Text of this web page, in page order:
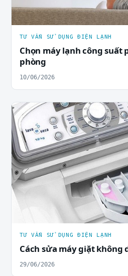
TƯ VẤN SỬ DỤNG ĐIỆN LẠNH
Chọn máy lạnh công suất
phòng
10/06/2026
TƯ VẤN SỬ DỤNG ĐIỆN LẠNH
Cách sửa máy giặt không
29/06/2026